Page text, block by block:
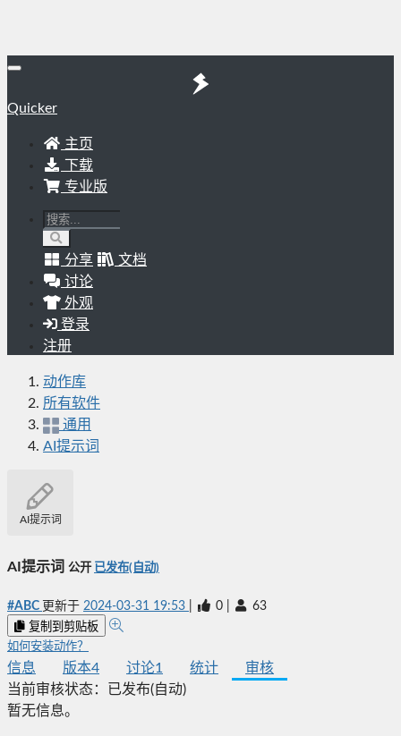
Quicker
主页
下载
专业版
分享
文档
讨论
外观
登录
注册
动作库
所有软件
通用
AI提示词
AI提示词
AI提示词 公开 已发布(自动)
#ABC 更新于 2024-03-31 19:53 0 63
复制到剪贴板
如何安装动作？
信息 版本4 讨论1 统计
审核
当前审核状态：
已发布(自动)
暂无信息。